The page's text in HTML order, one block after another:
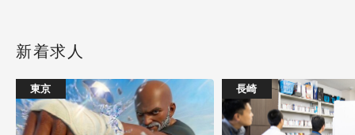
新着求人
東京 長崎